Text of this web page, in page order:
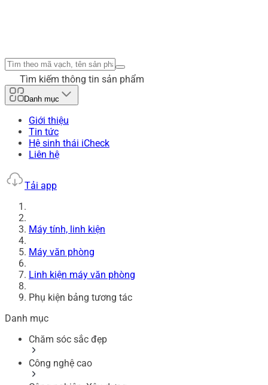
Tìm kiếm thông tin sản phẩm
Danh mục
Giới thiệu
Tin tức
Hệ sinh thái iCheck
Liên hệ
Tải app
Máy tính, linh kiện
Máy văn phòng
Linh kiện máy văn phòng
Phụ kiện bảng tương tác
Danh mục
Chăm sóc sắc đẹp
Công nghệ cao